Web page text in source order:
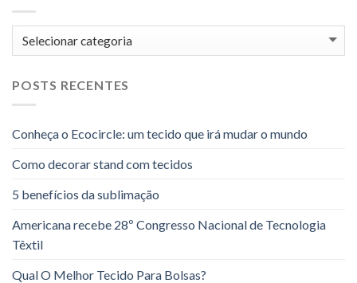
Categorias
POSTS RECENTES
Conheça o Ecocircle: um tecido que irá mudar o mundo
Como decorar stand com tecidos
5 benefícios da sublimação
Americana recebe 28º Congresso Nacional de Tecnologia
Têxtil
Qual O Melhor Tecido Para Bolsas?